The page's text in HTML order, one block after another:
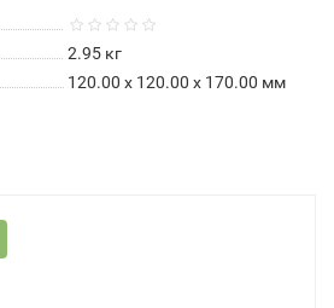
2.95 кг
120.00 x 120.00 x 170.00 мм